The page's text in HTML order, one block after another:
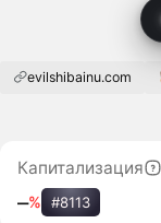
evilshibainu.com
Капитализация
‒% #8113